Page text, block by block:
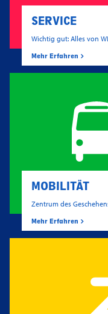
SERVICE
Wichtig gut: Alles von
Mehr Erfahren
MOBILITÄT
Zentrum des
Mehr Erfahren